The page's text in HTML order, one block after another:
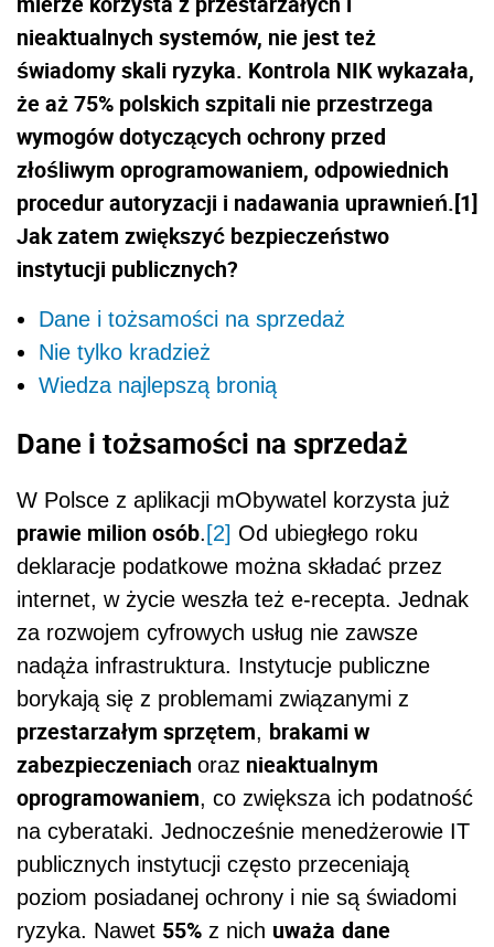
nieaktualnych systemów, nie jest też
świadomy skali ryzyka. Kontrola NIK wykazała,
że aż 75% polskich szpitali nie przestrzega
wymogów dotyczących ochrony przed
złośliwym oprogramowaniem, odpowiednich
procedur autoryzacji i nadawania uprawnień.[1]
Jak zatem zwiększyć bezpieczeństwo
instytucji publicznych?
Dane i tożsamości na sprzedaż
Nie tylko kradzież
Wiedza najlepszą bronią
Dane i tożsamości na sprzedaż
W Polsce z aplikacji mObywatel korzysta już
prawie milion osób. [2] Od ubiegłego roku
deklaracje podatkowe można składać przez
internet, w życie weszła też e-recepta. Jednak
za rozwojem cyfrowych usług nie zawsze
nadąża infrastruktura. Instytucje publiczne
borykają się z problemami związanymi z
przestarzałym sprzętem, brakami w
zabezpieczeniach oraz nieaktualnym
oprogramowaniem, co zwiększa ich podatność
na cyberataki. Jednocześnie menedżerowie IT
publicznych instytucji często przeceniają
poziom posiadanej ochrony i nie są świadomi
ryzyka. Nawet 55% z nich uważa dane